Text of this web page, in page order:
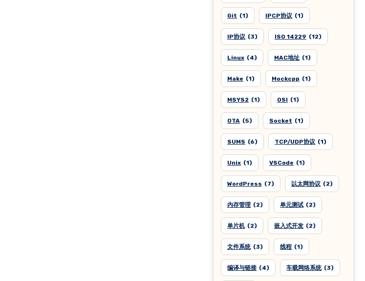
Git (1) IPCP协议 (1)
IP协议 (3) ISO 14229 (12)
Linux (4) MAC地址 (1)
Make (1) Mockcpp (1)
MSYS2 (1) OSI (1)
OTA (5) Socket (1)
SUMS (6) TCP/UDP协议 (1)
Unix (1) VSCode (1)
WordPress (7) 以太网协议 (2)
内存管理 (2) 单元测试 (2)
单片机 (2) 嵌入式开发 (2)
文件系统 (3) 线程 (1)
编译与链接 (4) 车载网络系统 (3)